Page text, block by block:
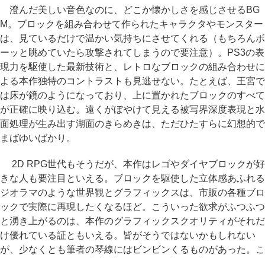
澄んだ美しい音色なのに、どこか懐かしさを感じさせるBG
M。ブロックを組み合わせて作られたキャラクタやモンスター
は、見ているだけで温かい気持ちにさせてくれる（もちろんボ
ーッと眺めていたら攻撃されてしまうので要注意）。PS3の表
現力を駆使した最新技術と、レトロなブロックの組み合わせに
よる本作独特のコントラストも見逃せない。たとえば、王宮で
は床が鏡のようになっており、上に置かれたブロックのすべて
が正確に映り込む。遠くがぼやけて見える被写界深度表現と水
面処理が生み出す湖面のきらめきは、ただひたすらに幻想的で
まばゆいばかり。
2D RPG世代もそうだが、本作はレゴやダイヤブロックが好
きな人も要注目といえる。ブロックを駆使した立体感あふれる
ジオラマのような世界観とグラフィックスは、市販の各種ブロ
ックで実際に再現したくなるほど。こういった欲求がふつふつ
と湧き上がるのは、本作のグラフィックスクオリティがそれだ
け優れている証ともいえる。皆がそうではないかもしれない
が、少なくとも筆者の琴線にはビンビンくるものがあった。こ